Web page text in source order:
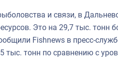
и связи, в
Это на 29,7 тыс. тонн
Fishnews в пресс-
тыс. тонн по сравнению с